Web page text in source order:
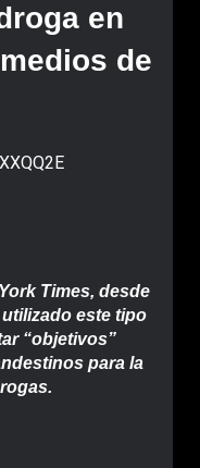
en
de
Times, desde
este tipo
“objetivos”
para la